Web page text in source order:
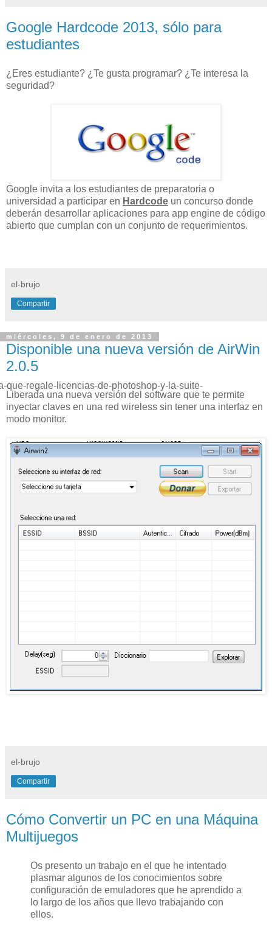
Google Hardcode 2013, sólo para
estudiantes
¿Eres estudiante? ¿Te gusta programar? ¿Te interesa la
seguridad?
Google invita a los estudiantes de preparatoria o
universidad a participar en Hardcode un concurso donde
deberán desarrollar aplicaciones para app engine de código
abierto que cumplan con un conjunto de requerimientos.
el-brujo
Compartir
miércoles, 9 de enero de 2013
Disponible una nueva versión de AirWin
2.0.5
Liberada una nueva versión del software que te permite
inyectar claves en una red wireless sin tener una interfaz en
modo monitor.
el-brujo
Compartir
Cómo Convertir un PC en una Máquina
Multijuegos
Os presento un trabajo en el que he intentado
plasmar algunos de los conocimientos sobre
configuración de emuladores que he aprendido a
lo largo de los años que llevo trabajando con
ellos.
que-regale-licencias-de-photoshop-y-la-suite-